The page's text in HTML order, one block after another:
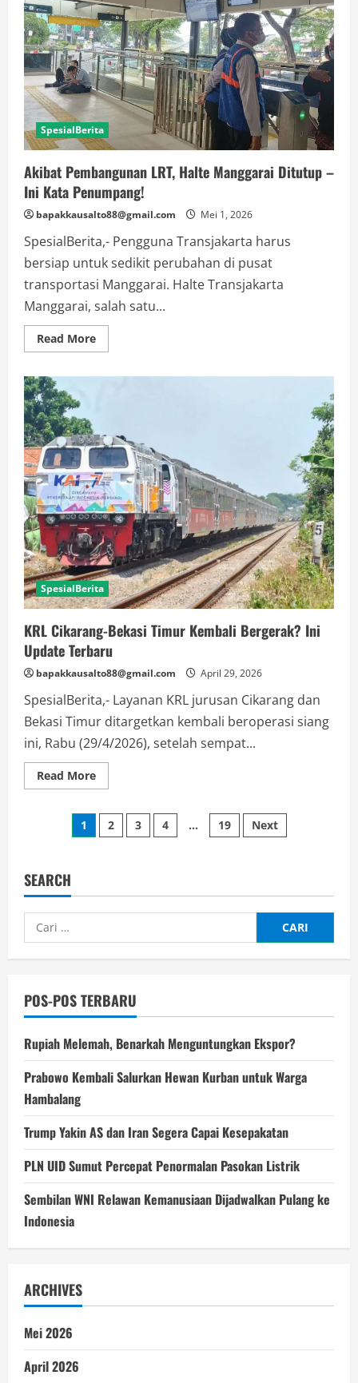
Jakarta
Sudah
Dipulangkan
SpesialBerita
Akibat Pembangunan LRT, Halte Manggarai Ditutup –
Ini Kata Penumpang!
bapakkausalto88@gmail.com Mei 1, 2026
SpesialBerita,- Pengguna Transjakarta harus
bersiap untuk sedikit perubahan di pusat
transportasi Manggarai. Halte Transjakarta
Manggarai, salah satu...
Read MoreRead
more
–
Ini
Kata
Penumpang!
SpesialBerita
KRL Cikarang-Bekasi Timur Kembali Bergerak? Ini
Update Terbaru
bapakkausalto88@gmail.com April 29, 2026
SpesialBerita,- Layanan KRL jurusan Cikarang dan
Bekasi Timur ditargetkan kembali beroperasi siang
ini, Rabu (29/4/2026), setelah sempat...
Read MoreRead
more
Cikarang-
Bekasi
Timur
Terbaru
Paginasi
1 2 3 4 … 19 Next
SEARCH
Cari
untuk:
POS-POS TERBARU
Rupiah Melemah, Benarkah Menguntungkan Ekspor?
Prabowo Kembali Salurkan Hewan Kurban untuk Warga
Hambalang
Trump Yakin AS dan Iran Segera Capai Kesepakatan
PLN UID Sumut Percepat Penormalan Pasokan Listrik
Sembilan WNI Relawan Kemanusiaan Dijadwalkan Pulang ke
Indonesia
ARCHIVES
Mei 2026
April 2026